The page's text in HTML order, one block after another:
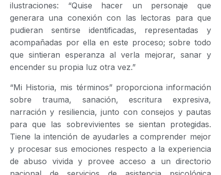
ilustraciones: “Quise hacer un personaje que
generara una conexión con las lectoras para que
pudieran sentirse identificadas, representadas y
acompañadas por ella en este proceso; sobre todo
que sintieran esperanza al verla mejorar, sanar y
encender su propia luz otra vez.”
“Mi Historia, mis términos” proporciona información
sobre trauma, sanación, escritura expresiva,
narración y resiliencia, junto con consejos y pautas
para que las sobrevivientes se sientan protegidas.
Tiene la intención de ayudarles a comprender mejor
y procesar sus emociones respecto a la experiencia
de abuso vivida y provee acceso a un directorio